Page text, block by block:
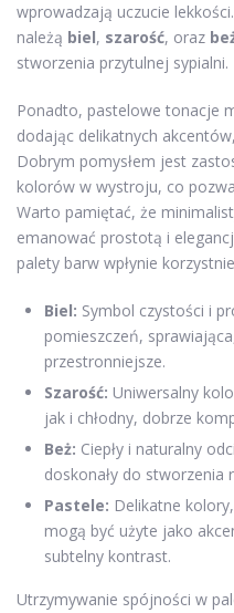
wprowadzają uczucie
należą biel, szarość, oraz
stworzenia przytulnej sypialni.
Ponadto, pastelowe tonacje
dodając delikatnych
Dobrym pomysłem jest
kolorów w wystroju, co
Warto pamiętać, że
emanować prostotą i
palety barw wpłynie
Biel: Symbol czystości i
pomieszczeń,
przestronniejsze.
Szarość: Uniwersalny
jak i chłodny, dobrze
Beż: Ciepły i naturalny
doskonały do stworzenia
Pastele: Delikatne
mogą być użyte jako
subtelny kontrast.
Utrzymywanie spójności w